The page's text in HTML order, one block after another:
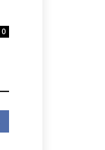
0